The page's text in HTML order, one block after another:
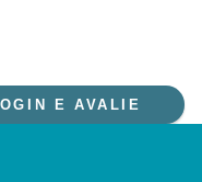
E AVALIE